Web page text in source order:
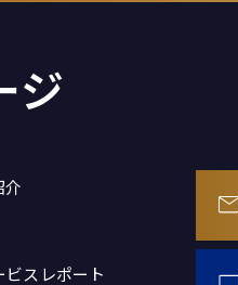
ジ
介
ビスレポート